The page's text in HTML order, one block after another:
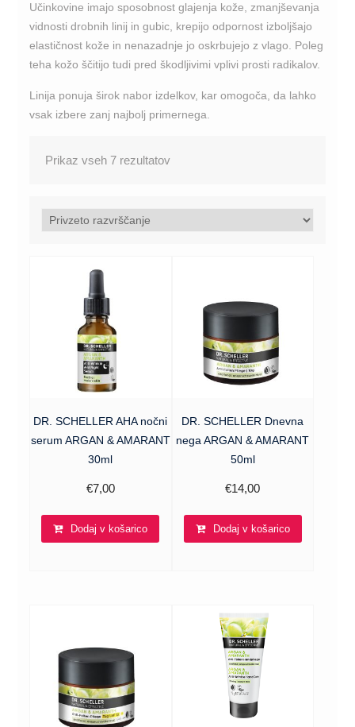
Učinkovine imajo sposobnost glajenja kože, zmanjševanja
vidnosti drobnih linij in gubic, krepijo odpornost izboljšajo
elastičnost kože in nenazadnje jo oskrbujejo z vlago. Poleg
teha kožo ščitijo tudi pred škodljivimi vplivi prosti radikalov.
Linija ponuja širok nabor izdelkov, kar omogoča, da lahko
vsak izbere zanj najbolj primernega.
Prikaz vseh 7 rezultatov
DR. SCHELLER AHA nočni
serum ARGAN & AMARANT
30ml
€7,00
Dodaj v košarico
DR. SCHELLER Dnevna
nega ARGAN & AMARANT
50ml
€14,00
Dodaj v košarico